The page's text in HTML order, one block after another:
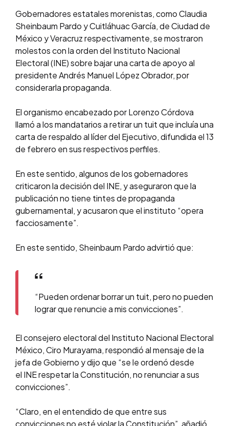
Gobernadores estatales morenistas, como Claudia
Sheinbaum Pardo y Cuitláhuac García, de Ciudad de
México y Veracruz respectivamente, se mostraron
molestos con la orden del Instituto Nacional
Electoral (INE) sobre bajar una carta de apoyo al
presidente Andrés Manuel López Obrador, por
considerarla propaganda.
El organismo encabezado por Lorenzo Córdova
llamó a los mandatarios a retirar un tuit que incluía una
carta de respaldo al líder del Ejecutivo, difundida el 13
de febrero en sus respectivos perfiles.
En este sentido, algunos de los gobernadores
criticaron la decisión del INE, y aseguraron que la
publicación no tiene tintes de propaganda
gubernamental, y acusaron que el instituto “opera
facciosamente”.
En este sentido, Sheinbaum Pardo advirtió que:
“Pueden ordenar borrar un tuit, pero no pueden
lograr que renuncie a mis convicciones”.
El consejero electoral del Instituto Nacional Electoral
México, Ciro Murayama, respondió al mensaje de la
jefa de Gobierno y dijo que “se le ordenó desde
el INE respetar la Constitución, no renunciar a sus
convicciones”.
“Claro, en el entendido de que entre sus
convicciones no esté violar la Constitución”, añadió.